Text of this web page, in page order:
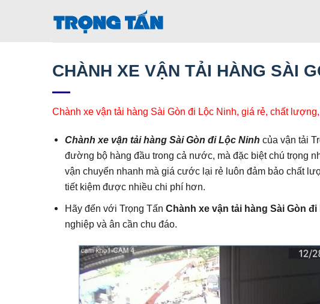
CHÀNH XE VẬN TẢI HÀNG SÀI
Chành xe vận tải hàng Sài Gòn đi Lộc Ninh, giá rẻ, chất
Chành xe vận tải hàng Sài Gòn đi Lộc Ninhcủa vận tải
đường bộ hàng đầu trong cả nước, mà đặc biệt chú trọng
vận chuyển nhanh mà giá cước lại rẻ luôn đảm bảo chất
tiết kiệm được nhiều chi phí hơn.
Hãy đến với Trọng TấnChành xe vận tải hàng Sài Gòn
nghiệp và ân cần chu đáo.